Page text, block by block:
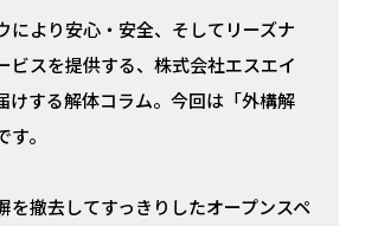
により安心・安全、そしてリーズナ
ビスを提供する、株式会社エスエイ
けする解体コラム。今回は「外構解
。
を撤去してすっきりしたオープンスペ